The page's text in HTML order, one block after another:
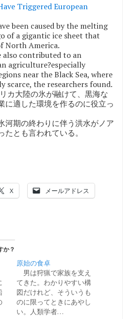
Triggered European
been caused by the melting
of a gigantic ice sheet that
North America.
also contributed to an
agriculture?especially
near the Black Sea, where
scarce, the researchers found.
カ大陸の氷が融けて、黒海な
に適した環境を作るのに役立っ
河期の終わりに伴う洪水がノア
とも言われている。
X メールアドレス
か？
原始の食卓
男は狩猟で家族を支え
てきた。わかりやすい構
図だけれど、そういうも
のに限ってときにあやし
い。人類学者…